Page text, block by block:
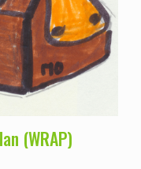
(WRAP)